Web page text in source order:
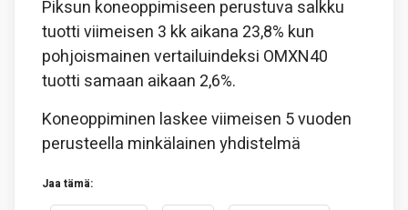
Piksun koneoppimiseen perustuva salkku
tuotti viimeisen 3 kk aikana 23,8% kun
pohjoismainen vertailuindeksi OMXN40
tuotti samaan aikaan 2,6%.
Koneoppiminen laskee viimeisen 5 vuoden
perusteella minkälainen yhdistelmä
Jaa tämä: